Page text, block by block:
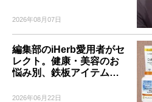
2026年08月07日
編集部のiHerb愛用者がセ
レクト。健康・美容のお
悩み別、鉄板アイテム…
2026年06月22日